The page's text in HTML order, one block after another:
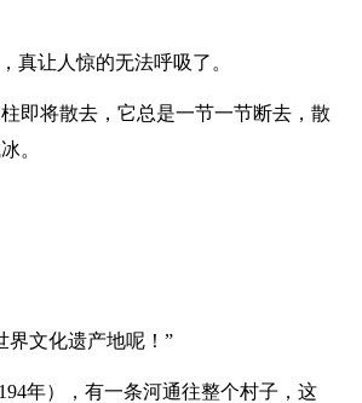
真让人惊的无法呼吸了。
即将散去，它总是一节一节断去，散
。
界文化遗产地呢！”
年），有一条河通往整个村子，这